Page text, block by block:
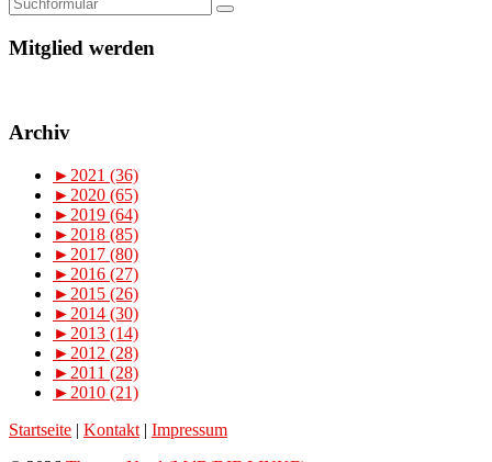
Mitglied werden
Archiv
► 2021 (36)
► 2020 (65)
► 2019 (64)
► 2018 (85)
► 2017 (80)
► 2016 (27)
► 2015 (26)
► 2014 (30)
► 2013 (14)
► 2012 (28)
► 2011 (28)
► 2010 (21)
Startseite | Kontakt | Impressum